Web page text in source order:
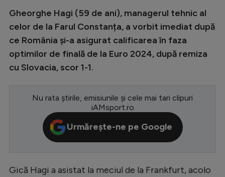
Champions League
Europa League
CM 2026
Premier League
LaLiga
Bundesliga
Gheorghe Hagi (59 de ani), managerul tehnic al
celor de la Farul Constanța, a vorbit imediat după
ce România și-a asigurat calificarea în faza
optimilor de finală de la Euro 2024, după remiza
cu Slovacia, scor 1-1.
Nu rata știrile, emisiunile și cele mai tari clipuri
iAMsport.ro
Urmărește-ne pe Google
Gică Hagi a asistat la meciul de la Frankfurt, acolo